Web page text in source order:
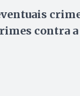
contra